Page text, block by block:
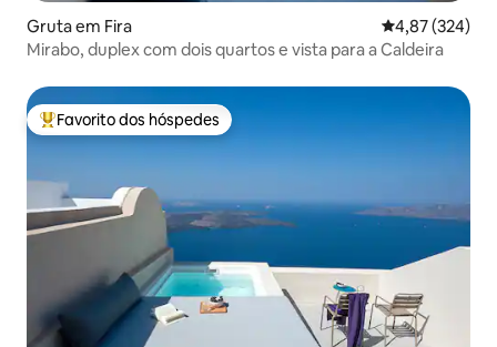
Gruta em Fira Classificação
4,87 (324)
Mirabo, duplex com dois quartos e vista para a Caldeira
Favoritos dos hóspedes mais apreciados
Favorito dos hóspedes